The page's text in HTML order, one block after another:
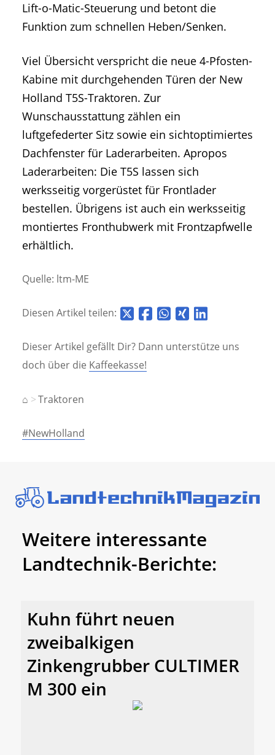
Lift-o-Matic-Steuerung und betont die
Funktion zum schnellen Heben/Senken.
Viel Übersicht verspricht die neue 4-Pfosten-
Kabine mit durchgehenden Türen der New
Holland T5S-Traktoren. Zur
Wunschausstattung zählen ein
luftgefederter Sitz sowie ein sichtoptimiertes
Dachfenster für Laderarbeiten. Apropos
Laderarbeiten: Die T5S lassen sich
werksseitig vorgerüstet für Frontlader
bestellen. Übrigens ist auch ein werksseitig
montiertes Fronthubwerk mit Frontzapfwelle
erhältlich.
Quelle: ltm-ME
Diesen Artikel teilen:
Dieser Artikel gefällt Dir? Dann unterstütze uns
doch über die Kaffeekasse!
⌂ Traktoren
#NewHolland
Weitere interessante
Landtechnik-Berichte:
Kuhn führt neuen
zweibalkigen
Zinkengrubber CULTIMER
M 300 ein